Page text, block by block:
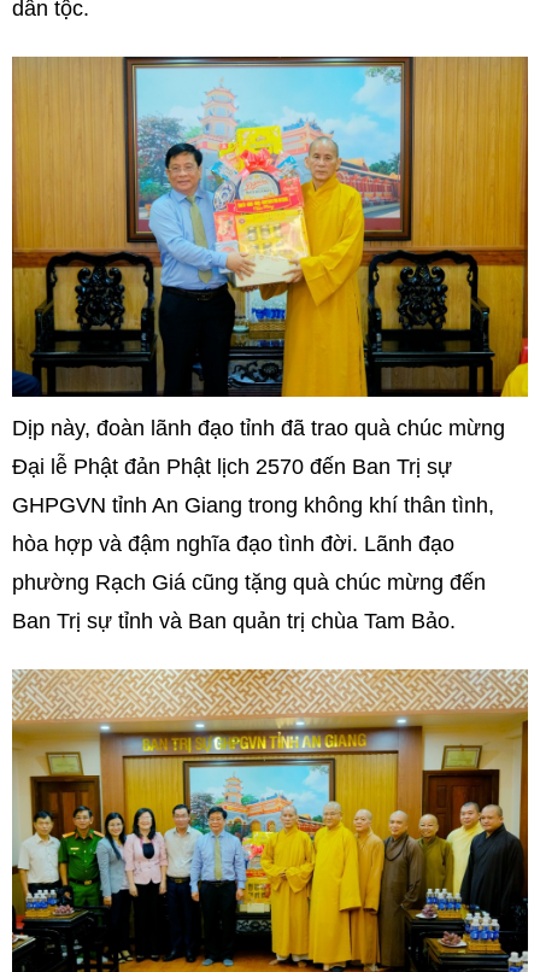
dân tộc.
Dịp này, đoàn lãnh đạo tỉnh đã trao quà chúc mừng
Đại lễ Phật đản Phật lịch 2570 đến Ban Trị sự
GHPGVN tỉnh An Giang trong không khí thân tình,
hòa hợp và đậm nghĩa đạo tình đời. Lãnh đạo
phường Rạch Giá cũng tặng quà chúc mừng đến
Ban Trị sự tỉnh và Ban quản trị chùa Tam Bảo.